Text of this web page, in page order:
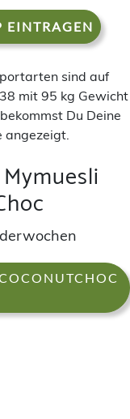
EINTRAGEN
sind auf
mit 95 kg Gewicht
Du Deine